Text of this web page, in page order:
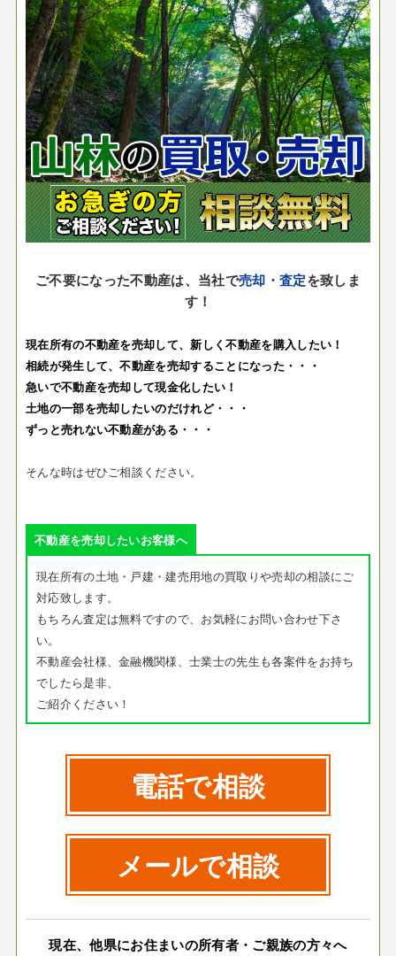
ご不要になった不動産は、当社で売却・査定を致しま
す！
現在所有の不動産を売却して、新しく不動産を購入したい！
相続が発生して、不動産を売却することになった・・・
急いで不動産を売却して現金化したい！
土地の一部を売却したいのだけれど・・・
ずっと売れない不動産がある・・・
そんな時はぜひご相談ください。
不動産を売却したいお客様へ
現在所有の土地・戸建・建売用地の買取りや売却の相談にご
対応致します。
もちろん査定は無料ですので、お気軽にお問い合わせ下さ
い。
不動産会社様、金融機関様、士業士の先生も各案件をお持ち
でしたら是非、
ご紹介ください！
電話で相談
メールで相談
現在、他県にお住まいの所有者・ご親族の方々へ